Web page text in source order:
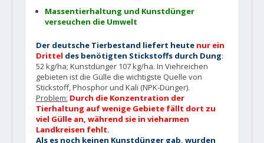
Massentierhaltung und Kunstdünger
verseuchen die Umwelt
Der deutsche Tierbestand liefert heute nur ein
Drittel des benötigten Stickstoffs durch Dung:
52 kg/ha; Kunstdünger 107 kg/ha. In Viehreichen
gebieten ist die Gülle die wichtigste Quelle von
Stickstoff, Phosphor und Kali (NPK-Dünger).
Problem: Durch die Konzentration der
Tierhaltung auf wenige Gebiete fällt dort zu
viel Gülle an, während sie in vieharmen
Landkreisen fehlt.
Als es noch keinen Kunstdünger gab, wurden